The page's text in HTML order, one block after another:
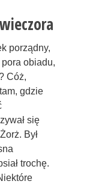
porządny,
obiadu,
Cóż,
gdzie
się
Był
trochę.